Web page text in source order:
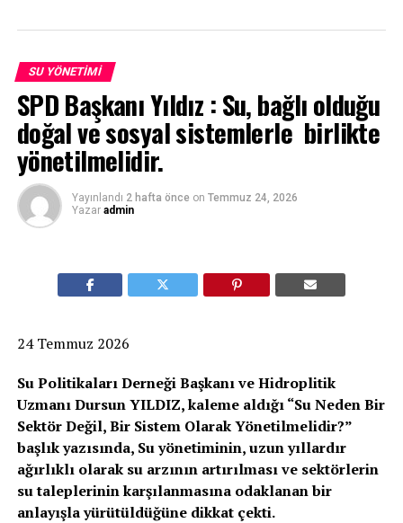
SU YÖNETIMI
SPD Başkanı Yıldız : Su, bağlı olduğu
doğal ve sosyal sistemlerle birlikte
yönetilmelidir.
Yayınlandı 2 hafta önce on Temmuz 24, 2026
Yazar admin
24 Temmuz 2026
Su Politikaları Derneği Başkanı ve Hidroplitik
Uzmanı Dursun YILDIZ, kaleme aldığı “Su Neden Bir
Sektör Değil, Bir Sistem Olarak Yönetilmelidir?”
başlık yazısında, Su yönetiminin, uzun yıllardır
ağırlıklı olarak su arzının artırılması ve sektörlerin
su taleplerinin karşılanmasına odaklanan bir
anlayışla yürütüldüğüne dikkat çekti.